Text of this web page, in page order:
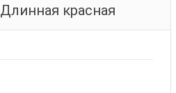
Длинная красная